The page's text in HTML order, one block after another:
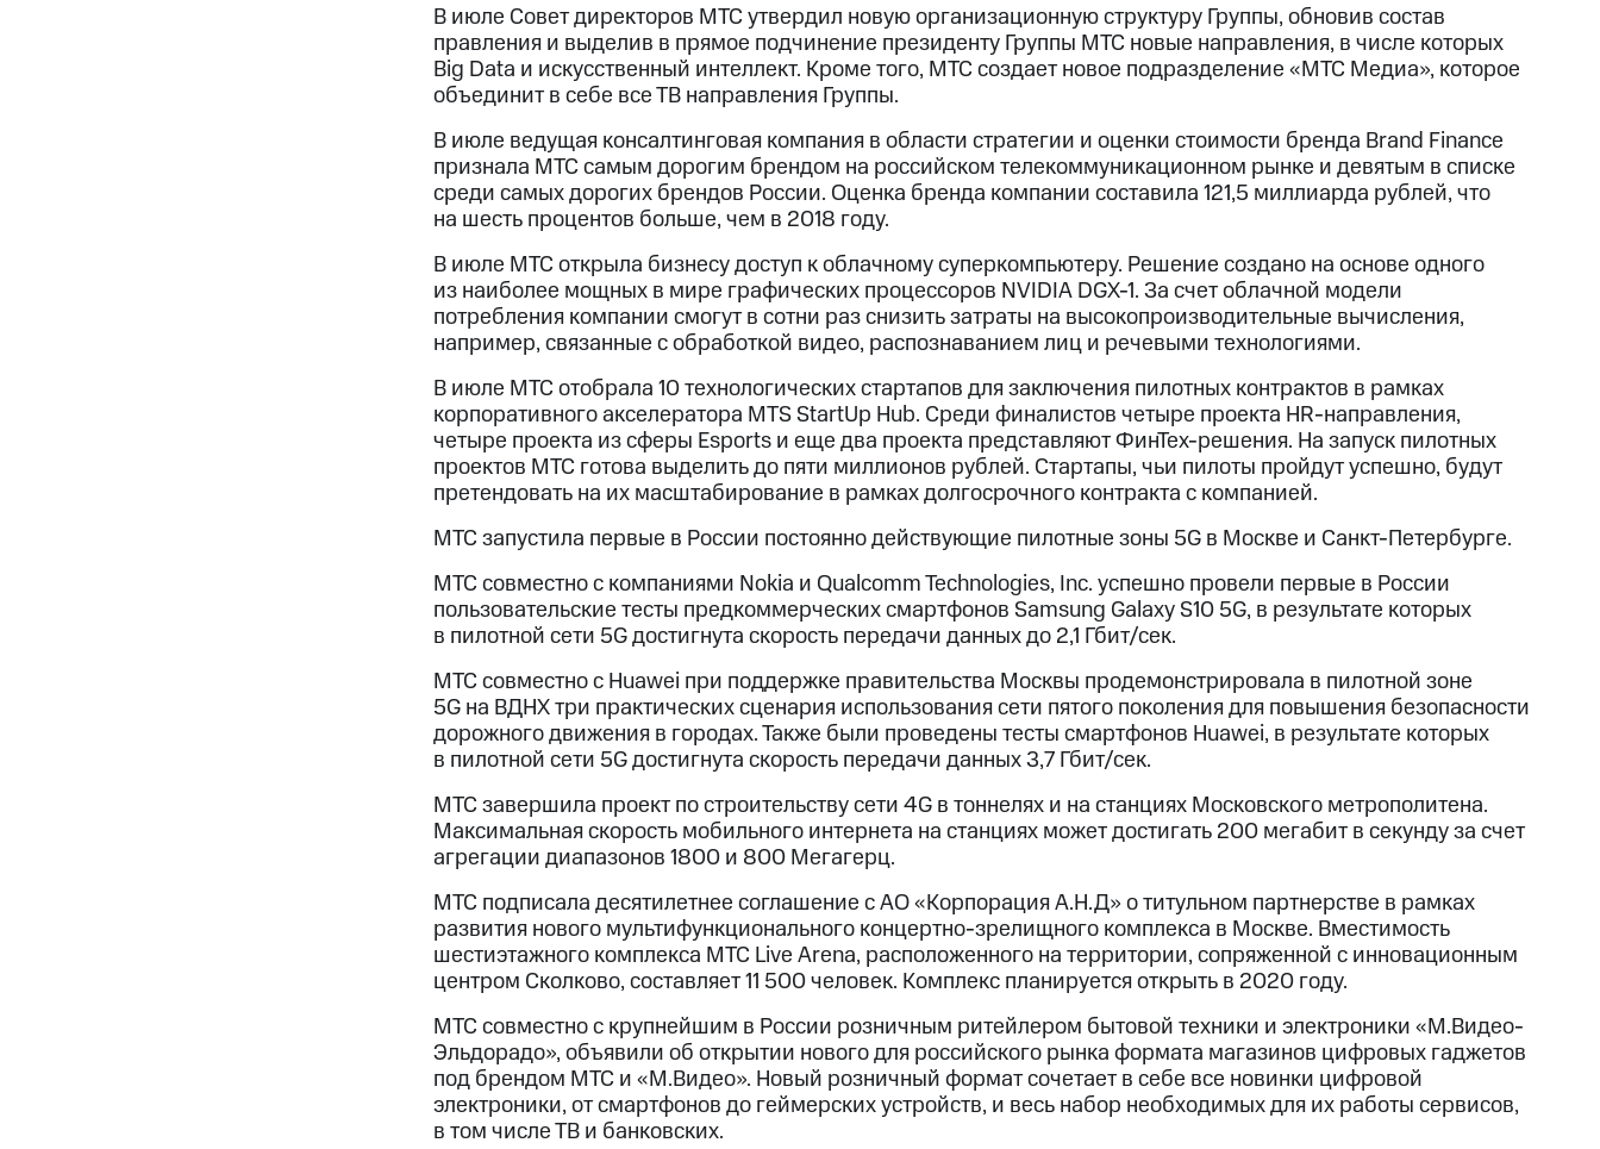
В июле Совет директоров МТС утвердил новую организационную структуру Группы, обновив состав
правления и выделив в прямое подчинение президенту Группы МТС новые направления, в числе которых
Big Data и искусственный интеллект. Кроме того, МТС создает новое подразделение «МТС Медиа», которое
объединит в себе все ТВ направления Группы.
В июле ведущая консалтинговая компания в области стратегии и оценки стоимости бренда Brand Finance
признала МТС самым дорогим брендом на российском телекоммуникационном рынке и девятым в списке
среди самых дорогих брендов России. Оценка бренда компании составила 121,5 миллиарда рублей, что
на шесть процентов больше, чем в 2018 году.
В июле МТС открыла бизнесу доступ к облачному суперкомпьютеру. Решение создано на основе одного
из наиболее мощных в мире графических процессоров NVIDIA DGX-1. За счет облачной модели
потребления компании смогут в сотни раз снизить затраты на высокопроизводительные вычисления,
например, связанные с обработкой видео, распознаванием лиц и речевыми технологиями.
В июле МТС отобрала 10 технологических стартапов для заключения пилотных контрактов в рамках
корпоративного акселератора MTS StartUp Hub. Среди финалистов четыре проекта HR-направления,
четыре проекта из сферы Esports и еще два проекта представляют ФинТех-решения. На запуск пилотных
проектов МТС готова выделить до пяти миллионов рублей. Стартапы, чьи пилоты пройдут успешно, будут
претендовать на их масштабирование в рамках долгосрочного контракта с компанией.
МТС запустила первые в России постоянно действующие пилотные зоны 5G в Москве и Санкт-Петербурге.
МТС совместно с компаниями Nokia и Qualcomm Technologies, Inc. успешно провели первые в России
пользовательские тесты предкоммерческих смартфонов Samsung Galaxy S10 5G, в результате которых
в пилотной сети 5G достигнута скорость передачи данных до 2,1 Гбит/сек.
МТС совместно с Huawei при поддержке правительства Москвы продемонстрировала в пилотной зоне
5G на ВДНХ три практических сценария использования сети пятого поколения для повышения безопасности
дорожного движения в городах. Также были проведены тесты смартфонов Huawei, в результате которых
в пилотной сети 5G достигнута скорость передачи данных 3,7 Гбит/сек.
МТС завершила проект по строительству сети 4G в тоннелях и на станциях Московского метрополитена.
Максимальная скорость мобильного интернета на станциях может достигать 200 мегабит в секунду за счет
агрегации диапазонов 1800 и 800 Мегагерц.
МТС подписала десятилетнее соглашение с АО «Корпорация А.Н.Д» о титульном партнерстве в рамках
развития нового мультифункционального концертно-зрелищного комплекса в Москве. Вместимость
шестиэтажного комплекса МТС Live Arena, расположенного на территории, сопряженной с инновационным
центром Сколково, составляет 11 500 человек. Комплекс планируется открыть в 2020 году.
МТС совместно с крупнейшим в России розничным ритейлером бытовой техники и электроники «М.Видео-
Эльдорадо», объявили об открытии нового для российского рынка формата магазинов цифровых гаджетов
под брендом МТС и «М.Видео». Новый розничный формат сочетает в себе все новинки цифровой
электроники, от смартфонов до геймерских устройств, и весь набор необходимых для их работы сервисов,
в том числе ТВ и банковских.